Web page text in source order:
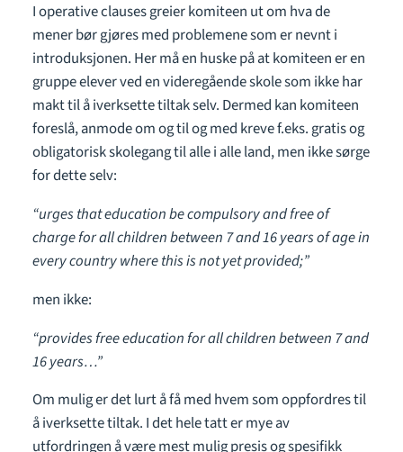
I operative clauses greier komiteen ut om hva de
mener bør gjøres med problemene som er nevnt i
introduksjonen. Her må en huske på at komiteen er en
gruppe elever ved en videregående skole som ikke har
makt til å iverksette tiltak selv. Dermed kan komiteen
foreslå, anmode om og til og med kreve f.eks. gratis og
obligatorisk skolegang til alle i alle land, men ikke sørge
for dette selv:
“urges that education be compulsory and free of
charge for all children between 7 and 16 years of age in
every country where this is not yet provided;”
men ikke:
“provides free education for all children between 7 and
16 years…”
Om mulig er det lurt å få med hvem som oppfordres til
å iverksette tiltak. I det hele tatt er mye av
utfordringen å være mest mulig presis og spesifikk